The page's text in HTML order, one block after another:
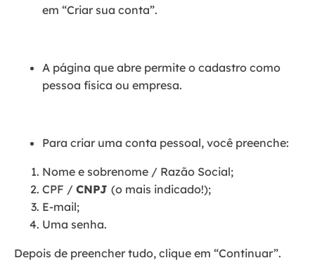
em “Criar sua conta”.
A página que abre permite o cadastro como
pessoa física ou empresa.
Para criar uma conta pessoal, você preenche:
Nome e sobrenome / Razão Social;
CPF / CNPJ (o mais indicado!);
E-mail;
Uma senha.
Depois de preencher tudo, clique em “Continuar”.